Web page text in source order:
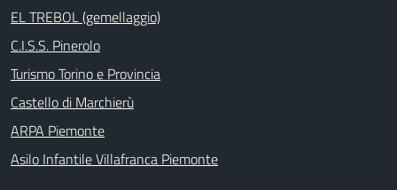
EL TREBOL (gemellaggio)
C.I.S.S. Pinerolo
Turismo Torino e Provincia
Castello di Marchierù
ARPA Piemonte
Asilo Infantile Villafranca Piemonte